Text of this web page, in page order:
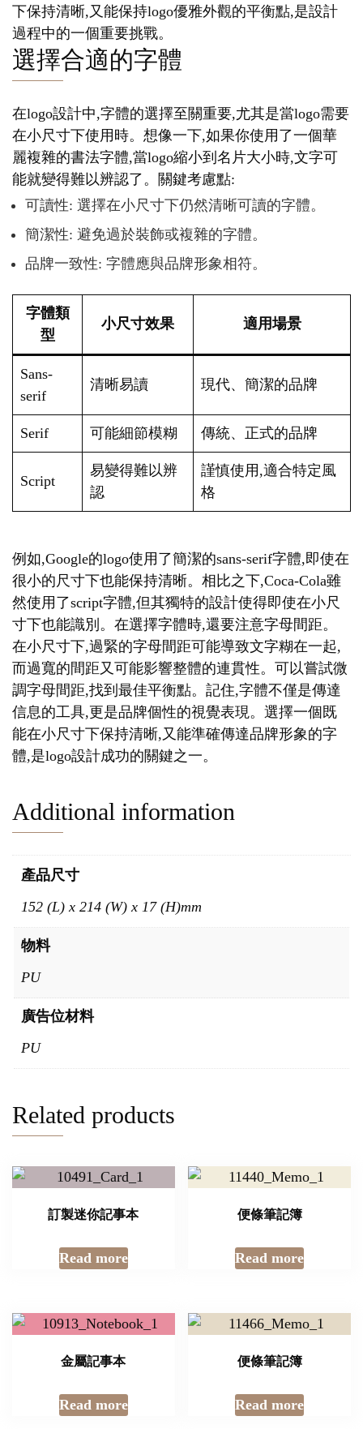
下保持清晰,又能保持logo優雅外觀的平衡點,是設計
過程中的一個重要挑戰。
選擇合適的字體
在logo設計中,字體的選擇至關重要,尤其是當logo需要
在小尺寸下使用時。想像一下,如果你使用了一個華
麗複雜的書法字體,當logo縮小到名片大小時,文字可
能就變得難以辨認了。關鍵考慮點:
可讀性: 選擇在小尺寸下仍然清晰可讀的字體。
簡潔性: 避免過於裝飾或複雜的字體。
品牌一致性: 字體應與品牌形象相符。
字體類
型
小尺寸效果 適用場景
Sans-
serif
清晰易讀 現代、簡潔的品牌
Serif 可能細節模糊 傳統、正式的品牌
Script
易變得難以辨
認
謹慎使用,適合特定風
格
例如,Google的logo使用了簡潔的sans-serif字體,即使在
很小的尺寸下也能保持清晰。相比之下,Coca-Cola雖
然使用了script字體,但其獨特的設計使得即使在小尺
寸下也能識別。在選擇字體時,還要注意字母間距。
在小尺寸下,過緊的字母間距可能導致文字糊在一起,
而過寬的間距又可能影響整體的連貫性。可以嘗試微
調字母間距,找到最佳平衡點。記住,字體不僅是傳達
信息的工具,更是品牌個性的視覺表現。選擇一個既
能在小尺寸下保持清晰,又能準確傳達品牌形象的字
體,是logo設計成功的關鍵之一。
Additional information
產品尺寸
152 (L) x 214 (W) x 17 (H)mm
物料
PU
廣告位材料
PU
Related products
訂製迷你記事本
Read more
便條筆記簿
Read more
金屬記事本
Read more
便條筆記簿
Read more